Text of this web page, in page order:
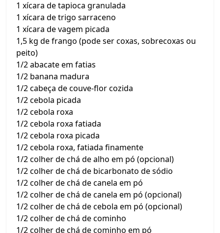
1 xícara de tapioca granulada
1 xícara de trigo sarraceno
1 xícara de vagem picada
1,5 kg de frango (pode ser coxas, sobrecoxas ou
peito)
1/2 abacate em fatias
1/2 banana madura
1/2 cabeça de couve-flor cozida
1/2 cebola picada
1/2 cebola roxa
1/2 cebola roxa fatiada
1/2 cebola roxa picada
1/2 cebola roxa, fatiada finamente
1/2 colher de chá de alho em pó (opcional)
1/2 colher de chá de bicarbonato de sódio
1/2 colher de chá de canela em pó
1/2 colher de chá de canela em pó (opcional)
1/2 colher de chá de cebola em pó (opcional)
1/2 colher de chá de cominho
1/2 colher de chá de cominho em pó